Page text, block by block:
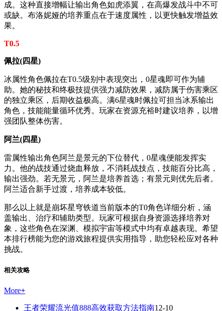
成。这种直接增幅让输出角色如虎添翼，在高爆发战斗中不可
或缺。布洛妮娅的培养重点在于速度属性，以更快触发增益效
果。
T0.5
佩拉(四星)
冰属性角色佩拉在T0.5级别中表现突出，0星魂即可作为辅
助。她的秘技和终极技提供强力减防效果，减防属于伤害乘区
的独立乘区，后期收益极高。满6星魂时佩拉可担当冰系输出
角色，技能能量循环优秀。玩家在资源充裕时建议培养，以增
强团队整体伤害。
阿兰(四星)
雷属性输出角色阿兰是景元的下位替代，0星魂便能发挥实
力。他的战技通过烧血释放，不消耗战技点，技能百分比高，
输出强劲。若无景元，阿兰是培养首选；有景元则优先后者。
阿兰适合新手过渡，培养成本较低。
那么以上就是崩坏星穹铁道当前版本的T0角色详细分析，涵
盖输出、治疗和辅助类型。玩家可根据自身资源选择培养对
象，这些角色在深渊、模拟宇宙等模式中均有卓越表现。希望
本排行榜能为您的游戏旅程提供实用指导，助您轻松应对各种
挑战。
相关攻略
More+
王者荣耀流光值888高效获取方法指南12-10